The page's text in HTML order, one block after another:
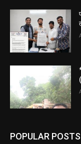
POPULAR POSTS